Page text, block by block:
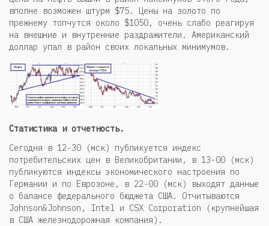
вполне возможен штурм $75. Цены на золото по
прежнему топчутся около $1050, очень слабо реагируя
на внешние и внутренние раздражители. Американский
доллар упал в район своих локальных минимумов.
Статистика и отчетность.
Сегодня в 12-30 (мск) публикуется индекс
потребительских цен в Великобритании, в 13-00 (мск)
публикуются индексы экономического настроения по
Германии и по Еврозоне, в 22-00 (мск) выходят данные
о балансе федерального бюджета США. Отчитываются
Johnson&Johnson, Intel и CSX Corporation (крупнейшая
в США железнодорожная компания).